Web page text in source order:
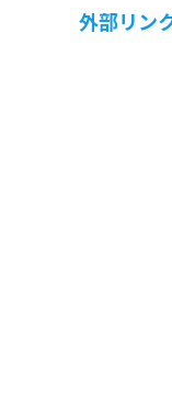
保険
定期的なお
チャットで
外部リン